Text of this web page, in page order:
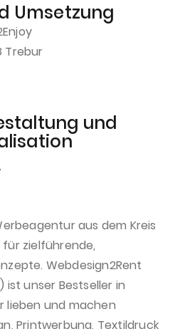
Umsetzung
Trebur
und
aus dem Kreis
zielführende,
Webdesign2Rent
unser Bestseller in
lieben und machen
Printwerbung, Textildruck